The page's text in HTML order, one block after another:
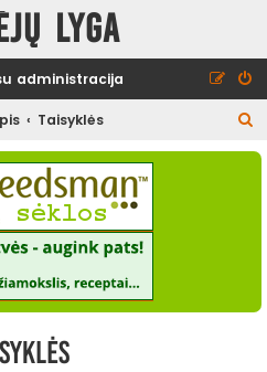
lyga
administracija
Taisyklės
e